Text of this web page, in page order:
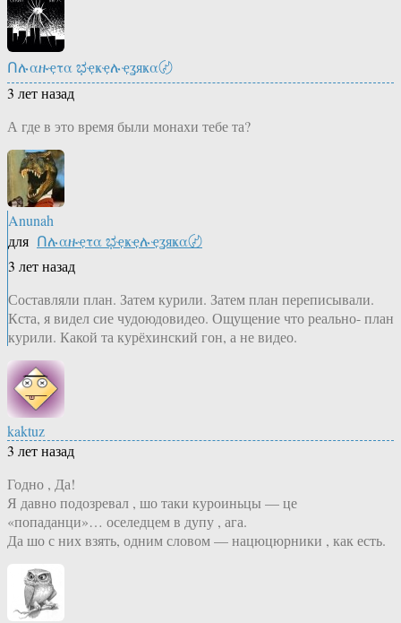
Ոሉαዙҿτα ಭҿҝҿሉҿʓяҝα〄
3 лет назад
А где в это время были монахи тебе та?
Anunah
для Ոሉαዙҿτα ಭҿҝҿሉҿʓяҝα〄
3 лет назад
Составляли план. Затем курили. Затем план переписывали.
Кста, я видел сие чудоюдовидео. Ощущение что реально- план
курили. Какой та курёхинский гон, а не видео.
kaktuz
3 лет назад
Годно , Да!
Я давно подозревал , шо таки куроиньцы — це
«попаданци»… оселедцем в дупу , ага.
Да шо с них взять, одним словом — нацюцюрники , как есть.